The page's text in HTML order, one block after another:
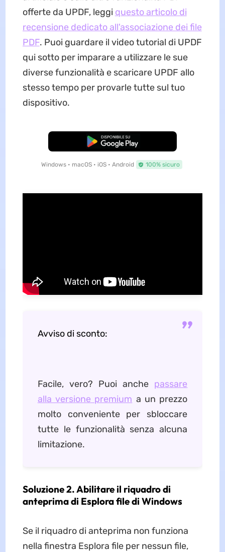
offerte da UPDF, leggi questo articolo di
recensione dedicato all'associazione dei file
PDF. Puoi guardare il video tutorial di UPDF
qui sotto per imparare a utilizzare le sue
diverse funzionalità e scaricare UPDF allo
stesso tempo per provarle tutte sul tuo
dispositivo.
Download Gratis
Windows • macOS • iOS • Android 100% sicuro
Avviso di sconto:
Facile, vero? Puoi anche passare
alla versione premium a un prezzo
molto conveniente per sbloccare
tutte le funzionalità senza alcuna
limitazione.
Soluzione 2. Abilitare il riquadro di
anteprima di Esplora file di Windows
Se il riquadro di anteprima non funziona
nella finestra Esplora file per nessun file,